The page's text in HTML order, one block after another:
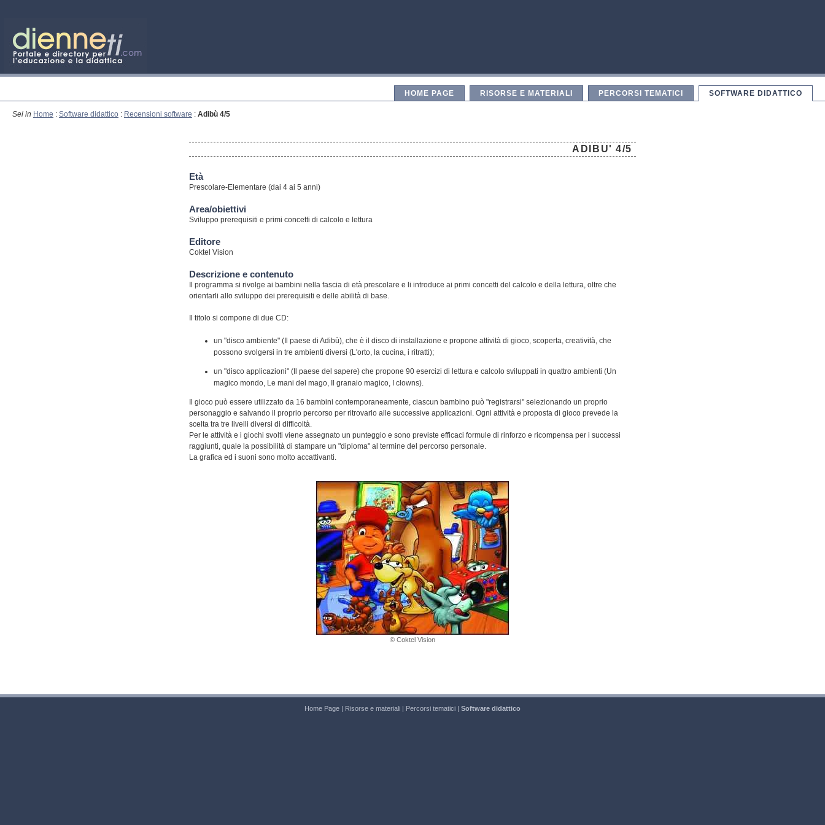
HOME PAGE RISORSE E MATERIALI PERCORSI TEMATICI SOFTWARE DIDATTICO
Sei in Home : Software didattico : Recensioni software : Adibù 4/5
ADIBU' 4/5
Età
Prescolare-Elementare (dai 4 ai 5 anni)
Area/obiettivi
Sviluppo prerequisiti e primi concetti di calcolo e lettura
Editore
Coktel Vision
Descrizione e contenuto
Il programma si rivolge ai bambini nella fascia di età prescolare e li introduce ai primi concetti del calcolo e della lettura, oltre che
orientarli allo sviluppo dei prerequisiti e delle abilità di base.
Il titolo si compone di due CD:
un "disco ambiente" (Il paese di Adibù), che è il disco di installazione e propone attività di gioco, scoperta, creatività, che
possono svolgersi in tre ambienti diversi (L'orto, la cucina, i ritratti);
un "disco applicazioni" (Il paese del sapere) che propone 90 esercizi di lettura e calcolo sviluppati in quattro ambienti (Un
magico mondo, Le mani del mago, Il granaio magico, I clowns).
Il gioco può essere utilizzato da 16 bambini contemporaneamente, ciascun bambino può "registrarsi" selezionando un proprio
personaggio e salvando il proprio percorso per ritrovarlo alle successive applicazioni. Ogni attività e proposta di gioco prevede la
scelta tra tre livelli diversi di difficoltà.
Per le attività e i giochi svolti viene assegnato un punteggio e sono previste efficaci formule di rinforzo e ricompensa per i successi
raggiunti, quale la possibilità di stampare un "diploma" al termine del percorso personale.
La grafica ed i suoni sono molto accattivanti.
© Coktel Vision
Home Page | Risorse e materiali | Percorsi tematici | Software didattico